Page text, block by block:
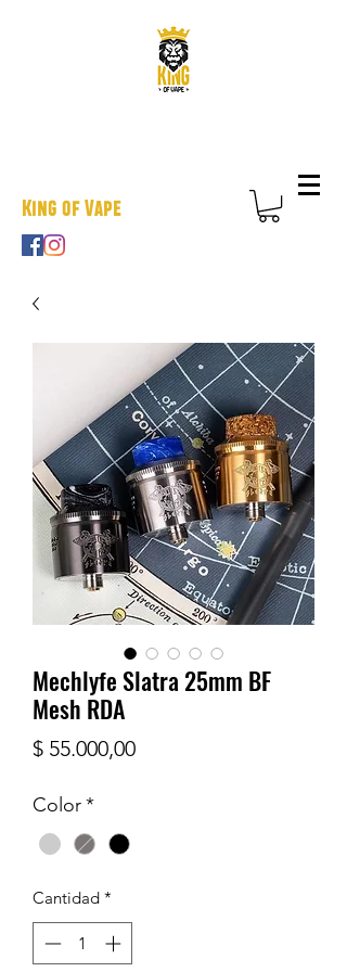
King of Vape
Mechlyfe Slatra 25mm BF
Mesh RDA
$ 55.000,00Precio
Color*
Cantidad *